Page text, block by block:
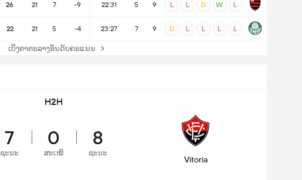
26 21 7 -9 22:31 5 9 L L D W L
22 21 5 -4 23:27 7 9 D L L L L
ເບິ່ງຕາຕະລາງອັນດັບຄະແນນ
H2H
7
ຊະນະ
0
ສະເໝີ
8
ຊະນະ
Vitoria